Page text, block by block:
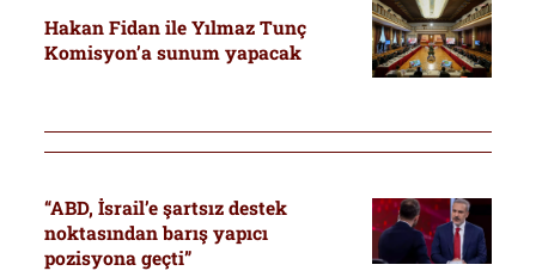
Hakan Fidan ile Yılmaz Tunç
Komisyon’a sunum yapacak
“ABD, İsrail’e şartsız destek
noktasından barış yapıcı
pozisyona geçti”